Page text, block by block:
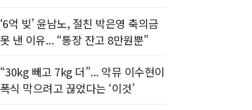
‘6억 빚’ 윤남노, 절친 박은영 축의금
못 낸 이유... “통장 잔고 8만원뿐”
“30kg 빼고 7kg 더”... 악뮤 이수현이
폭식 막으려고 끊었다는 ‘이것’